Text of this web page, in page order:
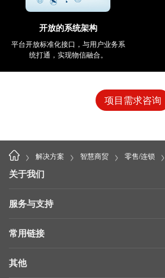
开放的系统架构
平台开放标准化接口，与用户业务系
统打通，实现物信融合。
项目需求咨询
> 解决方案 > 智慧商贸 > 零售/连锁 >
关于我们
公司简介
可持续发展
服务与支持
故障自查
常用链接
海康云商
其他